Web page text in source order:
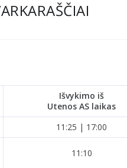
Išvykimo iš
Utenos AS laikas
11:25 | 17:00
11:10